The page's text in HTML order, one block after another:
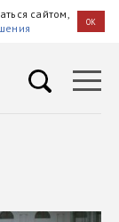
сайтом,
OK